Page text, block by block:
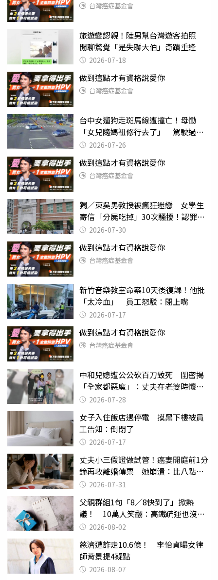
台灣癌症基金會
旅遊變認親！陸男幫台灣遊客拍照
閒聊驚覺「是失聯大伯」奇蹟重逢
2026-07-18
做到這點才有資格說愛你
台灣癌症基金會
台中女遛狗走斑馬線遭撞亡！母慟
「女兒隨媽祖修行去了」 駕駛過失
致死判9月
2026-07-26
做到這點才有資格說愛你
台灣癌症基金會
獨／東吳男教授被瘋狂迷戀 女學生
寄信「分屍吃掉」30次騷擾！認罪免
關 2026-07-30
做到這點才有資格說愛你
台灣癌症基金會
新竹音樂教室命案10天後復課！他批
「太冷血」 員工怒駁：閉上嘴
2026-07-17
做到這點才有資格說愛你
台灣癌症基金會
中和兒媳遭公公砍百刀致死 閨密揭
「全家都惡魔」：丈夫在老婆時懷孕
摔東西
2026-07-28
女子入住飯店遇停電 摸黑下樓被員
工告知：倒閉了
2026-07-17
丈夫小三假證做試管！癌妻開庭前1分
鐘再收離婚傳票 她崩潰：比八點檔
還扯2026-07-31
父親群組1句「8／8快到了」掀熱
議！ 10萬人笑翻：高鐵疏運也沒列
父親節
2026-08-02
慈濟遭詐走10.6億！ 李怡貞曝女律
師背景提4疑點
2026-08-07